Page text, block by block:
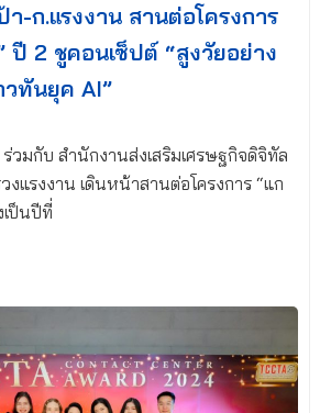
-ก.แรงงาน สานต่อโครงการ
ปี 2 ชูคอนเซ็ปต์ “สูงวัยอย่าง
วทันยุค AI”
ร่วมกับ สำนักงานส่งเสริมเศรษฐกิจดิจิทัล
งแรงงาน เดินหน้าสานต่อโครงการ “แก
เป็นปีที่